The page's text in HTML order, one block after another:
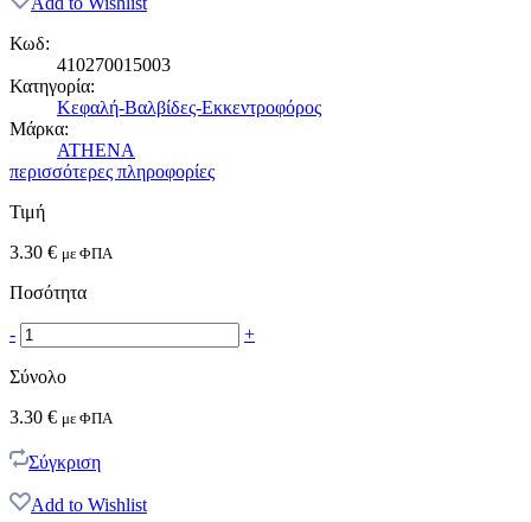
Κωδ:
410270015003
Κατηγορία:
Κεφαλή-Βαλβίδες-Εκκεντροφόρος
Μάρκα:
ATHENA
περισσότερες πληροφορίες
Τιμή
3.30 € με ΦΠΑ
Ποσότητα
- +
Σύνολο
3.30 € με ΦΠΑ
Σύγκριση
Add to Wishlist